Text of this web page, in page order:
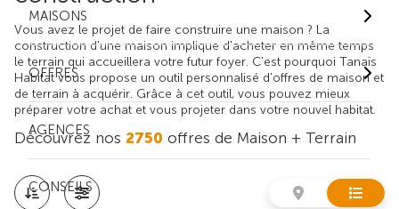
MAISONS
OFFRES
AGENCES
CONSEILS
Vous avez le projet de faire construire une maison ? La
construction d'une maison implique d'acheter en même temps
le terrain qui accueillera votre futur foyer. C'est pourquoi Tanaïs
Habitat vous propose un outil personnalisé d'offres de maison et
de terrain à acquérir. Grâce à cet outil, vous pouvez mieux
préparer votre achat et vous projeter dans votre nouvel habitat.
Découvrez nos 2750 offres de Maison + Terrain